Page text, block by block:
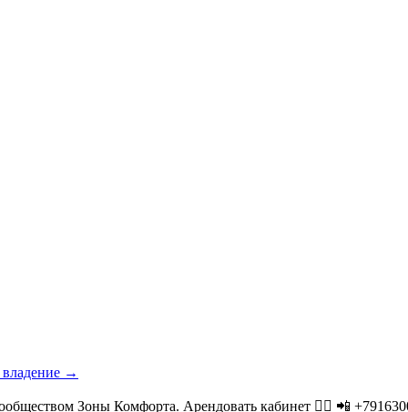
владение →
Зоны Комфорта. Арендовать кабинет 👉🏻 📲